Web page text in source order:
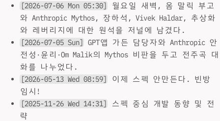
[2026-07-06 Mon 05:30]
월요일 새벽, 옴 말릭 부고
와 Anthropic Mythos, 장하석, Vivek Haldar, 추상화
와 레버리지에 대한 원석을 저널에 남겼다.
[2026-07-05 Sun] GPT앱 가든 담당자와 Anthropic 안
전성·윤리·Om Malik의 Mythos 비판을 두고 전주곡 대
화를 나누었다.
[2026-05-13 Wed 08:59]
이제 스펙 안만든다. 빈방
임시!
[2025-11-26 Wed 14:31]
스펙 중심 개발 동향 및 전
략